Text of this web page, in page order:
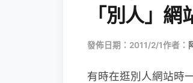
「別人」
發佈日期：2011/2/1作者：
有時在逛別人網站時